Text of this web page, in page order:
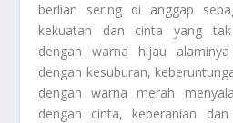
berlian sering di anggap
kekuatan dan cinta yang tak
dengan warna hijau
dengan kesuburan,
dengan warna merah
dengan cinta, keberanian